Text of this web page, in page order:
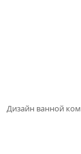
Дизайн ванной